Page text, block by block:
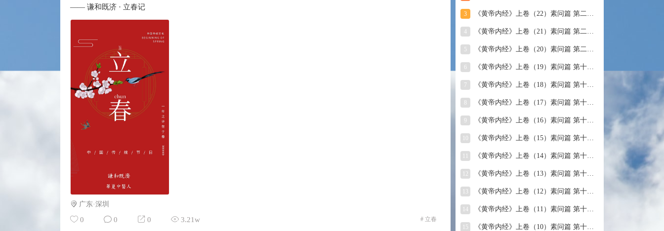
3 《黄帝内经》上卷（22）素问篇 第二十二篇 藏气法时论
4 《黄帝内经》上卷（21）素问篇 第二十一篇 经脉别论
5 《黄帝内经》上卷（20）素问篇 第二十篇 三部九候论
6 《黄帝内经》上卷（19）素问篇 第十九篇 玉机真藏论
7 《黄帝内经》上卷（18）素问篇 第十八篇 平人气象论
《黄帝内经》上卷（17）素问篇 第十七篇 脉要精微论
9 《黄帝内经》上卷（16）素问篇 第十六篇 诊要经终论
《黄帝内经》上卷（15）素问篇 第十五篇 玉版论要
《黄帝内经》上卷（14）素问篇 第十四篇 汤液醪醴论
12 《黄帝内经》上卷（13）素问篇 第十三篇 移精变气论
13 《黄帝内经》上卷（12）素问篇 第十二篇 异法方宜论
14 《黄帝内经》上卷（11）素问篇 第十一篇 五藏别论
15 《黄帝内经》上卷（10）素问篇 第十篇 五藏生成
—— 谦和既济 · 立春记
广东·深圳
0 0 0 3.21w # 立春